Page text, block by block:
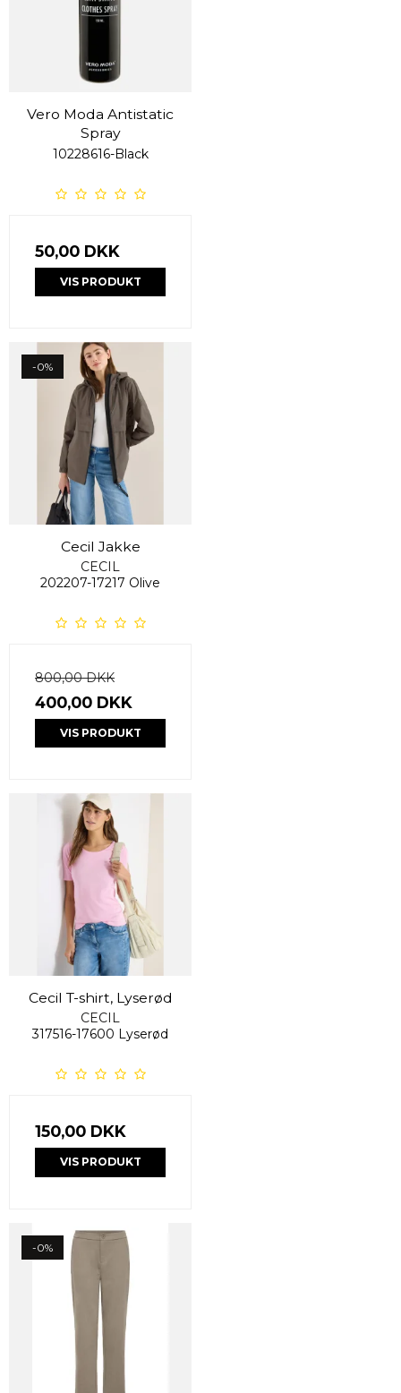
Vero Moda Antistatic
Spray
10228616-Black
50,00 DKK
VIS PRODUKT
-0%
Cecil Jakke
CECIL
202207-17217 Olive
800,00 DKK
400,00 DKK
VIS PRODUKT
Cecil T-shirt, Lyserød
CECIL
317516-17600 Lyserød
150,00 DKK
VIS PRODUKT
-0%